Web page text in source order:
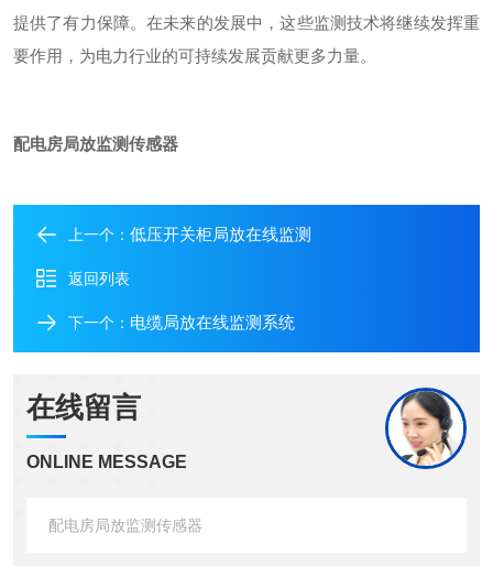
提供了有力保障。在未来的发展中，这些监测技术将继续发挥重
要作用，为电力行业的可持续发展贡献更多力量。
配电房局放监测传感器
上一个： 低压开关柜局放在线监测
返回列表
下一个： 电缆局放在线监测系统
在线留言
ONLINE MESSAGE